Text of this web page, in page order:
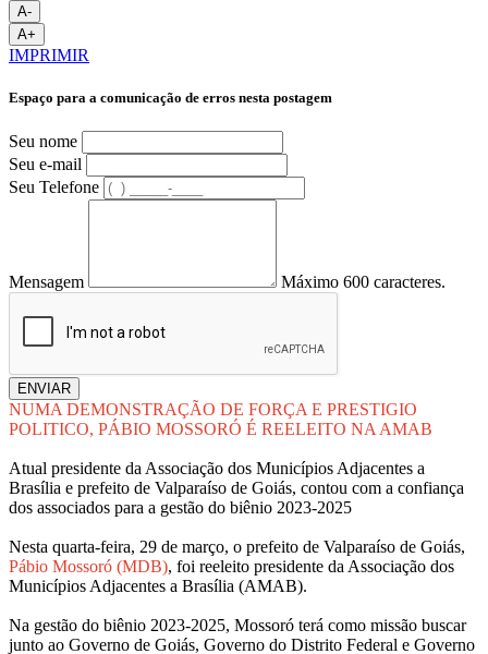
A-
A+
IMPRIMIR
Espaço para a comunicação de erros nesta postagem
Seu nome
Seu e-mail
Seu Telefone
Mensagem Máximo 600 caracteres.
ENVIAR
NUMA DEMONSTRAÇÃO DE FORÇA E PRESTIGIO
POLITICO, PÁBIO MOSSORÓ É REELEITO NA AMAB
Atual presidente da Associação dos Municípios Adjacentes a
Brasília e prefeito de Valparaíso de Goiás, contou com a confiança
dos associados para a gestão do biênio 2023-2025
Nesta quarta-feira, 29 de março, o prefeito de Valparaíso de Goiás,
Pábio Mossoró (MDB), foi reeleito presidente da Associação dos
Municípios Adjacentes a Brasília (AMAB).
Na gestão do biênio 2023-2025, Mossoró terá como missão buscar
junto ao Governo de Goiás, Governo do Distrito Federal e Governo